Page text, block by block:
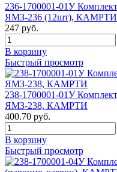
236-1700001-01У
ЯМЗ-236 (12шт), КАМРТИ
247 руб.
В корзину
Быстрый просмотр
238-1700001-01У
ЯМЗ-238, КАМРТИ
400.70 руб.
В корзину
Быстрый просмотр